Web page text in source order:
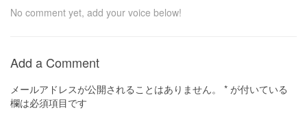
No comment yet, add your voice below!
Add a Comment
メールアドレスが公開されることはありません。 * が付いている
欄は必須項目です